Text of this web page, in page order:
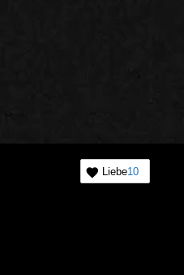
Liebe10